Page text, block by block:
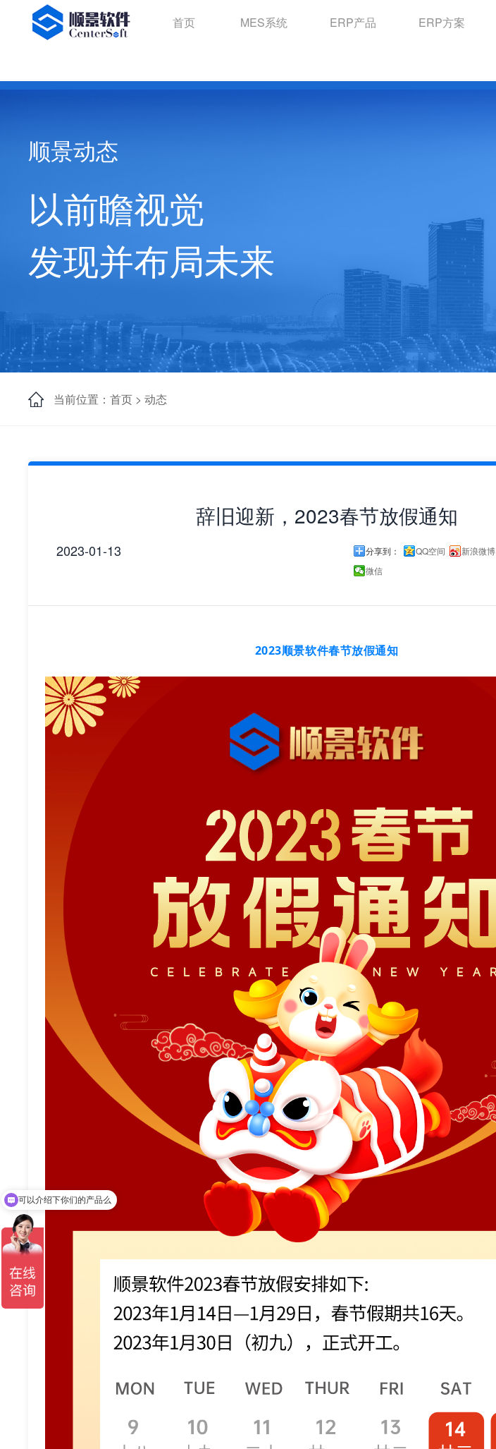
首页 MES系统 ERP产品 ERP方案
顺景动态
以前瞻视觉
发现并布局未来
当前位置：首页 > 动态
辞旧迎新，2023春节放假通知
2023-01-13 分享到： QQ空间 新浪微博
微信
2023顺景软件春节放假通知
可以介绍下你们的产品么